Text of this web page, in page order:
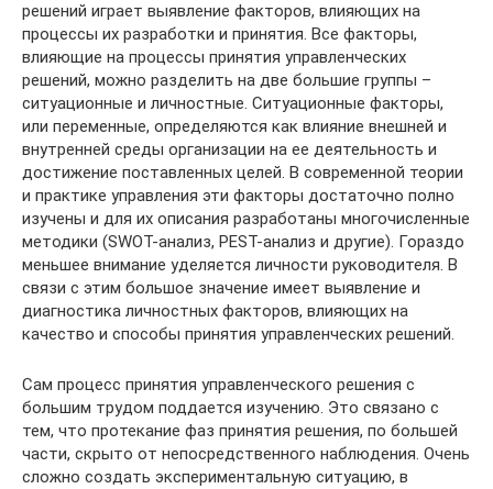
решений играет выявление факторов, влияющих на
процессы их разработки и принятия. Все факторы,
влияющие на процессы принятия управленческих
решений, можно разделить на две большие группы –
ситуационные и личностные. Ситуационные факторы,
или переменные, определяются как влияние внешней и
внутренней среды организации на ее деятельность и
достижение поставленных целей. В современной теории
и практике управления эти факторы достаточно полно
изучены и для их описания разработаны многочисленные
методики (SWOT-анализ, PEST-анализ и другие). Гораздо
меньшее внимание уделяется личности руководителя. В
связи с этим большое значение имеет выявление и
диагностика личностных факторов, влияющих на
качество и способы принятия управленческих решений.
Сам процесс принятия управленческого решения с
большим трудом поддается изучению. Это связано с
тем, что протекание фаз принятия решения, по большей
части, скрыто от непосредственного наблюдения. Очень
сложно создать экспериментальную ситуацию, в